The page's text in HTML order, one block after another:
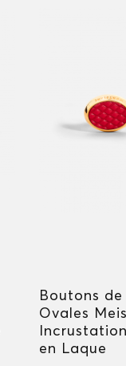
Boutons
Ovales
en Laque